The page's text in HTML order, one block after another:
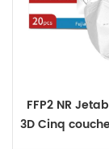
FFP2 NR
3D Cinq